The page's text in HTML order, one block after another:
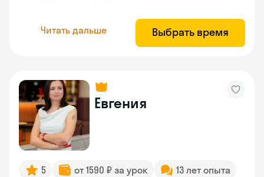
Читать дальше Выбрать время
Евгения
5 от 1590 ₽ за урок
13 лет опыта